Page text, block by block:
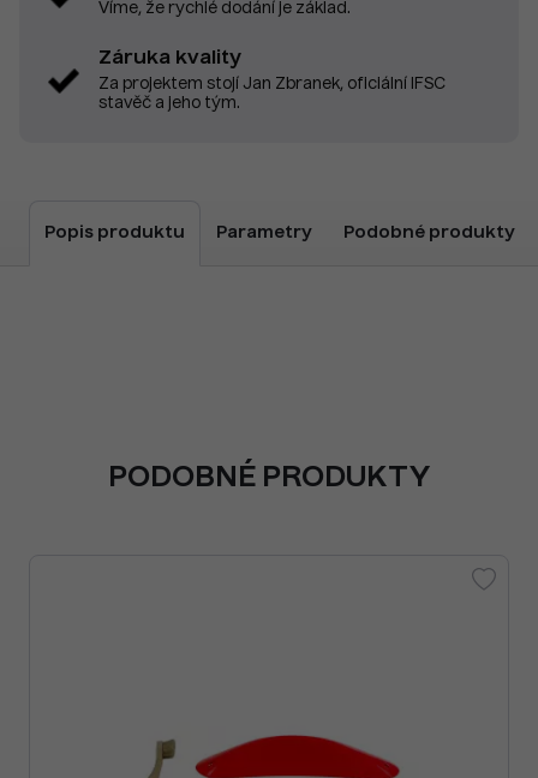
Víme, že rychlé dodání je základ.
Záruka kvality
Za projektem stojí Jan Zbranek, oficiální IFSC
stavěč a jeho tým.
Popis produktu Parametry Podobné produkty
PODOBNÉ PRODUKTY